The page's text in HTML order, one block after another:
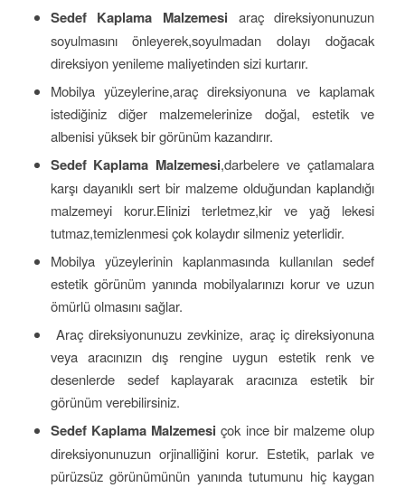
Sedef Kaplama Malzemesi araç direksiyonunuzun
soyulmasını önleyerek,soyulmadan dolayı doğacak
direksiyon yenileme maliyetinden sizi kurtarır.
Mobilya yüzeylerine,araç direksiyonuna ve kaplamak
istediğiniz diğer malzemelerinize doğal, estetik ve
albenisi yüksek bir görünüm kazandırır.
Sedef Kaplama Malzemesi,darbelere ve çatlamalara
karşı dayanıklı sert bir malzeme olduğundan kaplandığı
malzemeyi korur.Elinizi terletmez,kir ve yağ lekesi
tutmaz,temizlenmesi çok kolaydır silmeniz yeterlidir.
Mobilya yüzeylerinin kaplanmasında kullanılan sedef
estetik görünüm yanında mobilyalarınızı korur ve uzun
ömürlü olmasını sağlar.
Araç direksiyonunuzu zevkinize, araç iç direksiyonuna
veya aracınızın dış rengine uygun estetik renk ve
desenlerde sedef kaplayarak aracınıza estetik bir
görünüm verebilirsiniz.
Sedef Kaplama Malzemesi çok ince bir malzeme olup
direksiyonunuzun orjinalliğini korur. Estetik, parlak ve
pürüzsüz görünümünün yanında tutumunu hiç kaygan